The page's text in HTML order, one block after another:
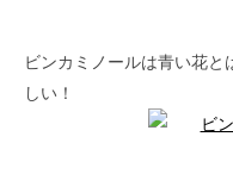
ビンカミノールは青い花
しい！